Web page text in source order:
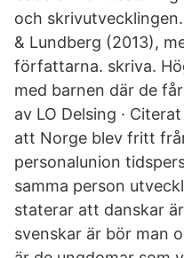
och
& Lundberg (2013),
författarna. skriva.
med barnen där de
av LO Delsing ·
att Norge blev fritt
personalunion
samma person
staterar att danskar
svenskar är bör man